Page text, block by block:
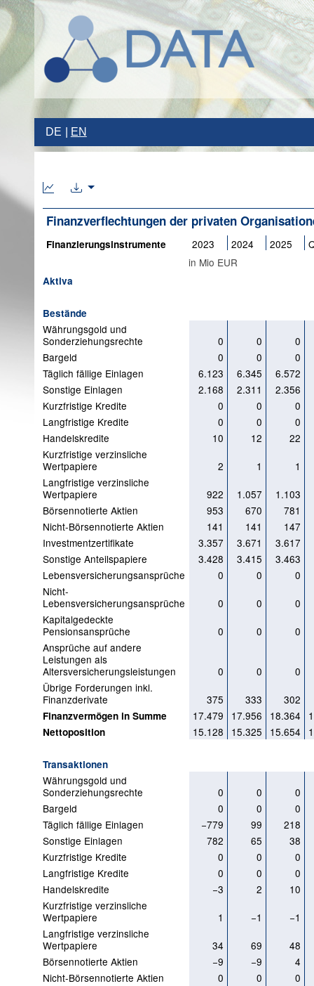
DE EN
Finanzverflechtungen der privaten
Finanzierungsinstrumente 2023 2024 2025
in Mio EUR
Aktiva
Bestände
Währungsgold und
Sonderziehungsrechte
0 0
0
Bargeld
0 0
0
Täglich fällige Einlagen
6.123 6.345
6.572
Sonstige Einlagen
2.168 2.311
2.356
Kurzfristige Kredite
0 0
0
Langfristige Kredite
0 0
0
Handelskredite
10 12
22
Kurzfristige verzinsliche
Wertpapiere
2 1
1
Langfristige verzinsliche
Wertpapiere
922 1.057
1.103
Börsennotierte Aktien
953 670
781
Nicht-Börsennotierte Aktien
141 141
147
Investmentzertifikate
3.357 3.671
3.617
Sonstige Anteilspapiere
3.428 3.415
3.463
Lebensversicherungsansprüche
0 0
0
Nicht-
Lebensversicherungsansprüche
0 0
0
Kapitalgedeckte
Pensionsansprüche
0 0
0
Ansprüche auf andere
Leistungen als
Altersversicherungsleistungen
0 0
0
Übrige Forderungen inkl.
Finanzderivate
375 333 302
Finanzvermögen in Summe 17.479 17.956 18.364
Nettoposition 15.128 15.325 15.654
Transaktionen
Währungsgold und
Sonderziehungsrechte
0 0
0
Bargeld
0 0
0
Täglich fällige Einlagen
−779 99
218
Sonstige Einlagen
782 65
38
Kurzfristige Kredite
0 0
0
Langfristige Kredite
0 0
0
Handelskredite
−3 2
10
Kurzfristige verzinsliche
Wertpapiere
1 −1
−1
Langfristige verzinsliche
Wertpapiere
34 69
48
Börsennotierte Aktien
−9 −9
4
Nicht-Börsennotierte Aktien
0 0
0